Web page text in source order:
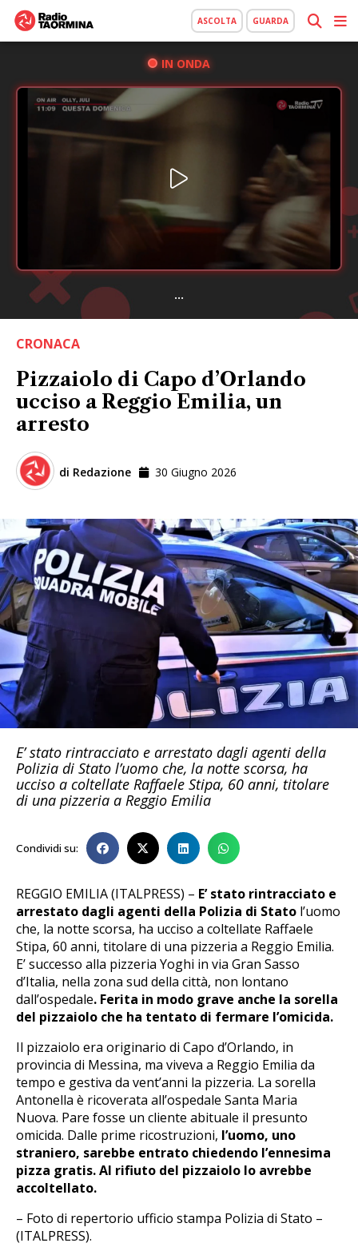
ASCOLTA GUARDA
IN ONDA
...
CRONACA
Pizzaiolo di Capo d’Orlando
ucciso a Reggio Emilia, un
arresto
di Redazione 30 Giugno 2026
E’ stato rintracciato e arrestato dagli agenti della
Polizia di Stato l’uomo che, la notte scorsa, ha
ucciso a coltellate Raffaele Stipa, 60 anni, titolare
di una pizzeria a Reggio Emilia
Condividi su:
REGGIO EMILIA (ITALPRESS) – E’ stato rintracciato e
arrestato dagli agenti della Polizia di Stato l’uomo
che, la notte scorsa, ha ucciso a coltellate Raffaele
Stipa, 60 anni, titolare di una pizzeria a Reggio Emilia.
E’ successo alla pizzeria Yoghi in via Gran Sasso
d’Italia, nella zona sud della città, non lontano
dall’ospedale. Ferita in modo grave anche la sorella
del pizzaiolo che ha tentato di fermare l’omicida.
Il pizzaiolo era originario di Capo d’Orlando, in
provincia di Messina, ma viveva a Reggio Emilia da
tempo e gestiva da vent’anni la pizzeria. La sorella
Antonella è ricoverata all’ospedale Santa Maria
Nuova. Pare fosse un cliente abituale il presunto
omicida. Dalle prime ricostruzioni, l’uomo, uno
straniero, sarebbe entrato chiedendo l’ennesima
pizza gratis. Al rifiuto del pizzaiolo lo avrebbe
accoltellato.
– Foto di repertorio ufficio stampa Polizia di Stato –
(ITALPRESS).